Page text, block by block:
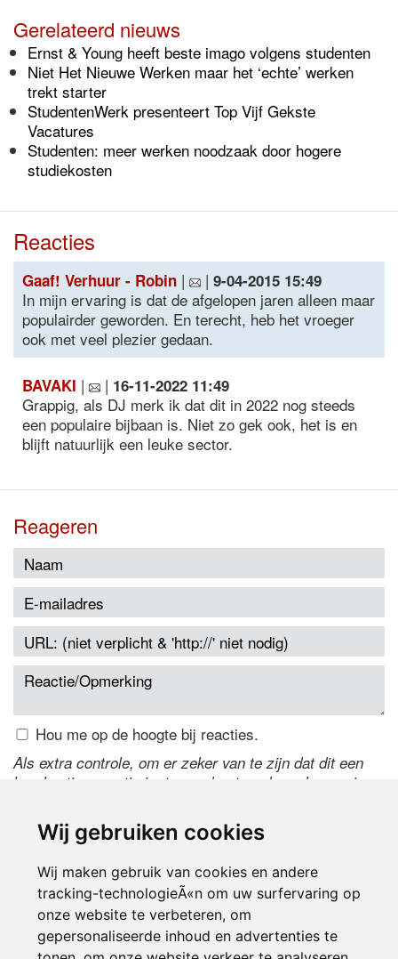
Wij gebruiken cookies
Wij maken gebruik van cookies en andere
tracking-technologieÃ«n om uw surfervaring op
onze website te verbeteren, om
gepersonaliseerde inhoud en advertenties te
Gerelateerd nieuws
Ernst & Young heeft beste imago volgens studenten
Niet Het Nieuwe Werken maar het ‘echte’ werken
trekt starter
StudentenWerk presenteert Top Vijf Gekste
Vacatures
Studenten: meer werken noodzaak door hogere
studiekosten
Reacties
Gaaf! Verhuur - Robin | | 9-04-2015 15:49
In mijn ervaring is dat de afgelopen jaren alleen maar
populairder geworden. En terecht, heb het vroeger
ook met veel plezier gedaan.
BAVAKI | | 16-11-2022 11:49
Grappig, als DJ merk ik dat dit in 2022 nog steeds
een populaire bijbaan is. Niet zo gek ook, het is en
blijft natuurlijk een leuke sector.
Reageren
Hou me op de hoogte bij reacties.
Als extra controle, om er zeker van te zijn dat dit een
handmatige reactie is, typ onderstaande code over in
de code te wijzigen.